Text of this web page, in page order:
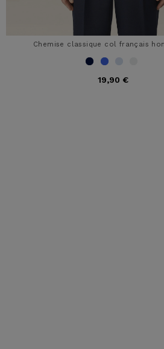
Chemise classique col français
19,90 €